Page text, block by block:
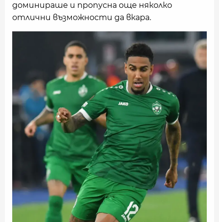
доминираше и пропусна още няколко
отлични възможности да вкара.